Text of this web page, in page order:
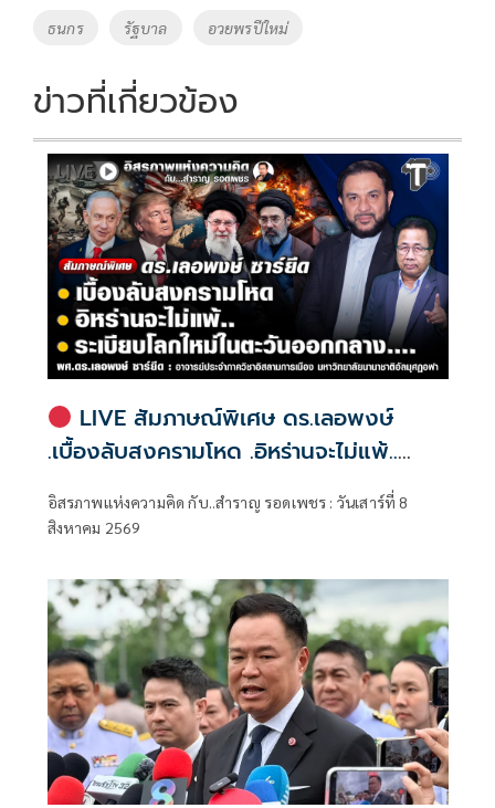
k k
ธนกร รัฐบาล อวยพรปีใหม่
ข่าวที่เกี่ยวข้อง
LIVE สัมภาษณ์พิเศษ ดร.เลอพงษ์
.เบื้องลับสงครามโหด .อิหร่านจะไม่แพ้..
อิสรภาพแห่งความคิด กับ..สำราญ รอด
อิสรภาพแห่งความคิด กับ..สำราญ รอดเพชร : วันเสาร์ที่ 8
สิงหาคม 2569